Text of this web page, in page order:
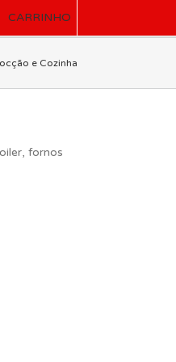
CARRINHO
e Cozinha
fornos